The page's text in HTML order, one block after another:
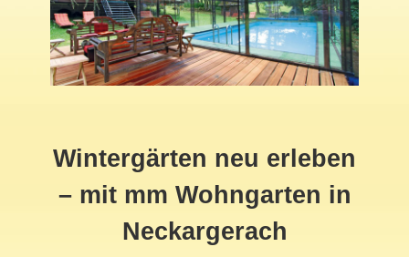
Wintergärten neu erleben
– mit mm Wohngarten in
Neckargerach